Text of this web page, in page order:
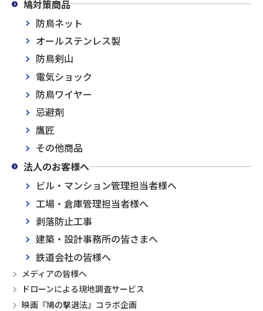
鳩対策商品
防鳥ネット
オールステンレス製
防鳥剣山
電気ショック
防鳥ワイヤー
忌避剤
鷹匠
その他商品
法人のお客様へ
ビル・マンション管理担当者様へ
工場・倉庫管理担当者様へ
剥落防止工事
建築・設計事務所の皆さまへ
鉄道会社の皆様へ
メディアの皆様へ
ドローンによる現地調査サービス
映画『鳩の撃退法』コラボ企画